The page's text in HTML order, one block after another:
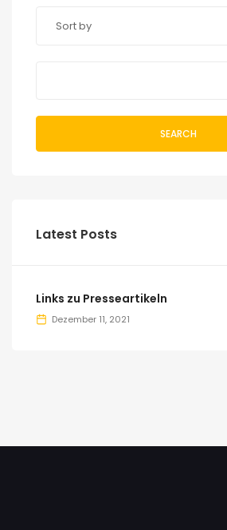
SEARCH
Latest Posts
Links zu Presseartikeln
Dezember 11, 2021